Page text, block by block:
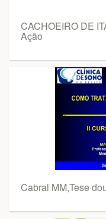
CACHOEIRO DE
Ação
Cabral MM,Tese